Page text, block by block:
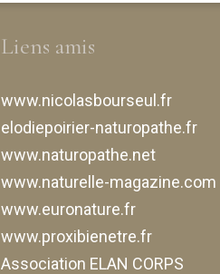
Liens amis
www.nicolasbourseul.fr
elodiepoirier-naturopathe.fr
www.naturopathe.net
www.naturelle-magazine.com
www.euronature.fr
www.proxibienetre.fr
Association ELAN CORPS